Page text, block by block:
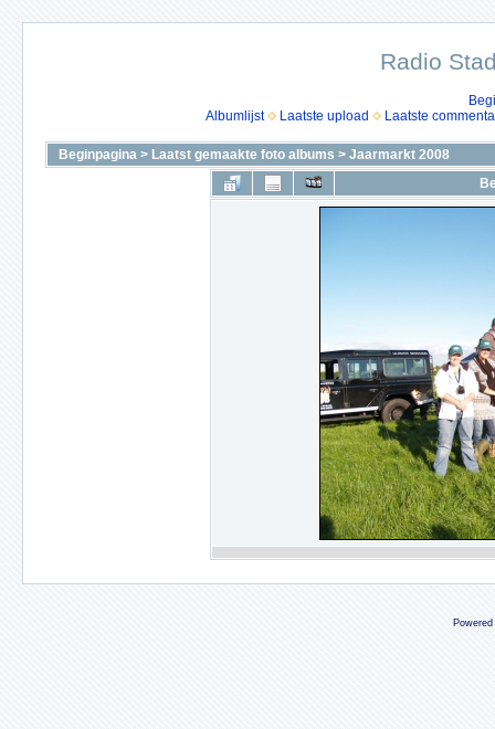
Radio
Albumlijst
Laatste upload Laatste
Beginpagina > Laatst gemaakte foto albums > Jaarmarkt 2008